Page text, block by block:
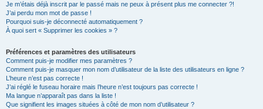
Je m’étais déjà inscrit par le passé mais ne peux à présent plus me connecter ?!
J’ai perdu mon mot de passe !
Pourquoi suis-je déconnecté automatiquement ?
À quoi sert « Supprimer les cookies » ?
Préférences et paramètres des utilisateurs
Comment puis-je modifier mes paramètres ?
Comment puis-je masquer mon nom d’utilisateur de la liste des utilisateurs en ligne ?
L’heure n’est pas correcte !
J’ai réglé le fuseau horaire mais l’heure n’est toujours pas correcte !
Ma langue n’apparaît pas dans la liste !
Que signifient les images situées à côté de mon nom d’utilisateur ?